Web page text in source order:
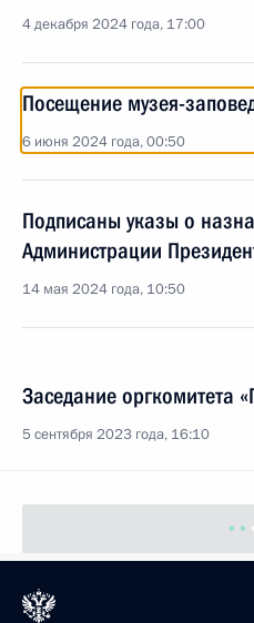
4 декабря 2024 года, 17:00
Посещение музея-
6 июня 2024 года, 00:50
Подписаны указы о
Администрации
14 мая 2024 года, 10:50
Заседание оргкомитета
5 сентября 2023 года, 16:10